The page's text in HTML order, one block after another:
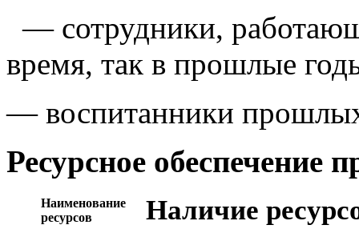
— сотрудники,
время, так в прошлые
— воспитанники
Ресурсное обеспечение
Наименование
ресурсов
Наличие